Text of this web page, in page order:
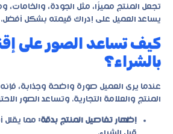
تجعل المنتج مميزًا، مثل الجودة، والخامات،
يساعد العميل على إدراك قيمته بشكل أفضل.
كيف تساعد الصور على
بالشراء؟
عندما يرى العميل صورة واضحة وجذابة،
المنتج والعلامة التجارية. وتساعد الصور
إظهار تفاصيل المنتج بدقة: مما يقلل